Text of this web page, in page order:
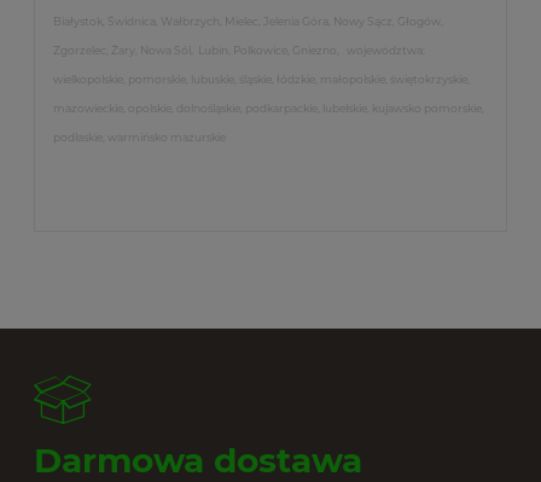
Białystok, Świdnica, Wałbrzych, Mielec, Jelenia Góra, Nowy Sącz, Głogów,
Zgorzelec, Żary, Nowa Sól, Lubin, Polkowice, Gniezno, województwa:
wielkopolskie, pomorskie, lubuskie, śląskie, łódzkie, małopolskie, świętokrzyskie,
mazowieckie, opolskie, dolnośląskie, podkarpackie, lubelskie, kujawsko pomorskie,
podlaskie, warmińsko mazurskie
Darmowa dostawa